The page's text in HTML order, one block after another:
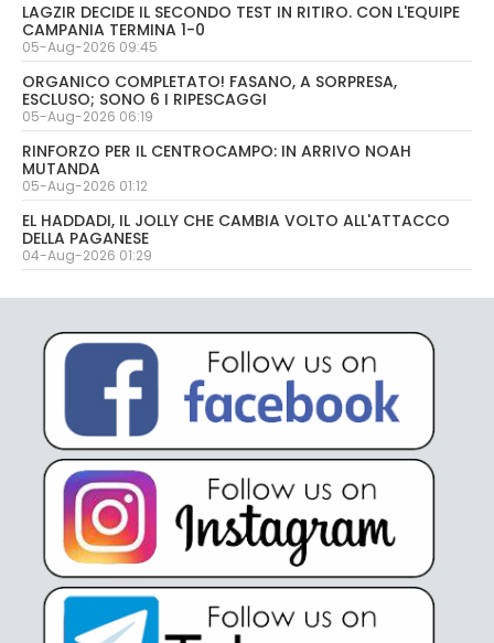
LAGZIR DECIDE IL SECONDO TEST IN RITIRO. CON L'EQUIPE
CAMPANIA TERMINA 1-0
05-Aug-2026 09:45
ORGANICO COMPLETATO! FASANO, A SORPRESA,
ESCLUSO; SONO 6 I RIPESCAGGI
05-Aug-2026 06:19
RINFORZO PER IL CENTROCAMPO: IN ARRIVO NOAH
MUTANDA
05-Aug-2026 01:12
EL HADDADI, IL JOLLY CHE CAMBIA VOLTO ALL'ATTACCO
DELLA PAGANESE
04-Aug-2026 01:29